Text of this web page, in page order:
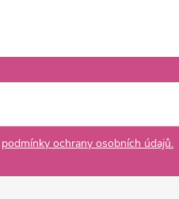
podmínky ochrany osobních údajů.